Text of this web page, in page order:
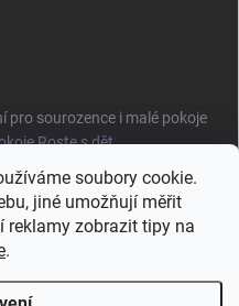
soubory cookie.
jiné umožňují měřit
reklamy zobrazit tipy na
.
pro sourozence i malé pokoje
Roste s dět...
pro malé prostory i
vašemu živo...